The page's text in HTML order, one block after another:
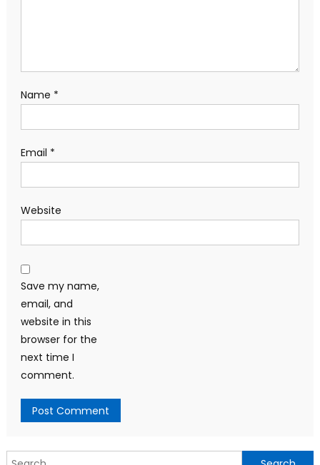
Name *
Email *
Website
Save my name,
email, and
website in this
browser for the
next time I
comment.
Search